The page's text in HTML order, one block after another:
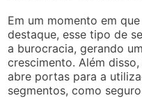
Em um momento em
destaque, esse tipo de
a burocracia, gerando
crescimento. Além
abre portas para a
segmentos, como